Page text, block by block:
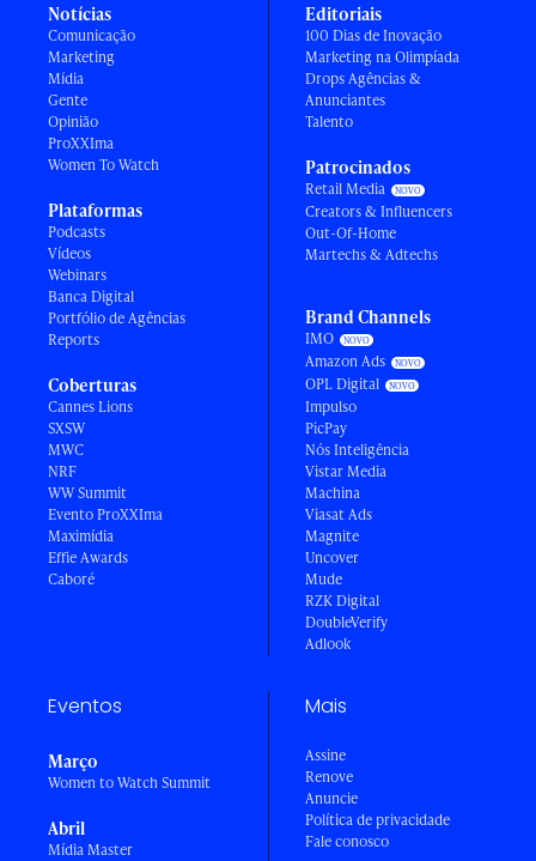
Notícias
Comunicação
Marketing
Mídia
Gente
Opinião
ProXXIma
Women To Watch
Plataformas
Podcasts
Vídeos
Webinars
Banca Digital
Portfólio de Agências
Reports
Coberturas
Cannes Lions
SXSW
MWC
NRF
WW Summit
Evento ProXXIma
Maximídia
Effie Awards
Caboré
Editoriais
100 Dias de Inovação
Marketing na Olimpíada
Drops Agências &
Anunciantes
Talento
Patrocinados
Retail Media
Creators & Influencers
Out-Of-Home
Martechs & Adtechs
Brand Channels
IMO
Amazon Ads
OPL Digital
Impulso
PicPay
Nós Inteligência
Vistar Media
Machina
Viasat Ads
Magnite
Uncover
Mude
RZK Digital
DoubleVerify
Adlook
Eventos
Março
Women to Watch Summit
Abril
Mídia Master
Mais
Assine
Renove
Anuncie
Política de privacidade
Fale conosco